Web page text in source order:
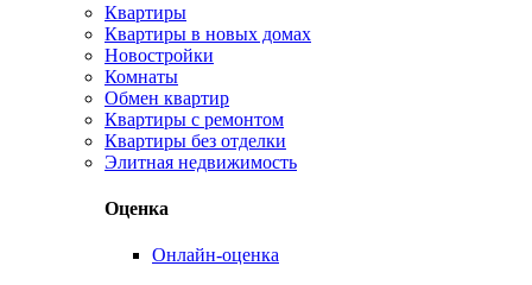
Квартиры
Квартиры в новых домах
Новостройки
Комнаты
Обмен квартир
Квартиры с ремонтом
Квартиры без отделки
Элитная недвижимость
Оценка
Онлайн-оценка